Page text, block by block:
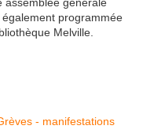
programmée
Melville.
- manifestations